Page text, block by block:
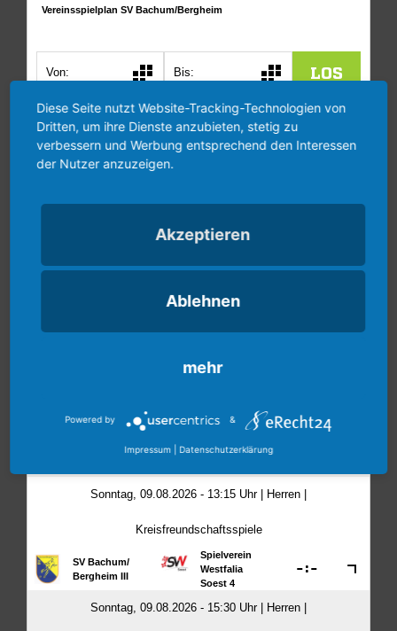
Diese Seite nutzt Website-Tracking-Technologien von
Dritten, um ihre Dienste anzubieten, stetig zu
verbessern und Werbung entsprechend den Interessen
der Nutzer anzuzeigen.
Akzeptieren
Ablehnen
mehr
Powered by &
Impressum Datenschutzerklärung